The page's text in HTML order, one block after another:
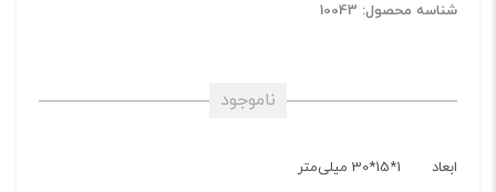
شناسه محصول: 10043
ناموجود
ابعاد 1*15*30 میلی‌متر